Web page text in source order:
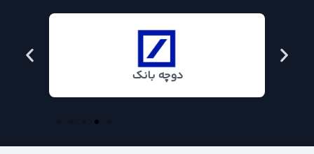
دوچه بانک